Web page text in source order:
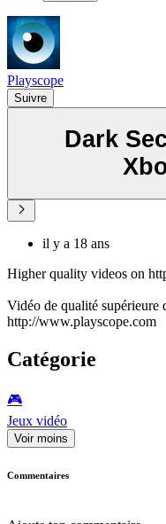
Playscope
Suivre
Dark
il y a 18 ans
Higher quality videos on
Vidéo de qualité supérieure
http://www.playscope.com
Catégorie
🎮️
Jeux vidéo
Voir moins
Commentaires